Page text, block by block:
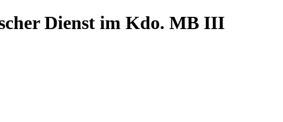
Dienst im Kdo. MB III